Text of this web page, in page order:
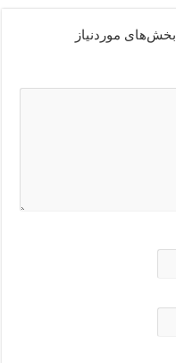
بخش‌های موردنیاز